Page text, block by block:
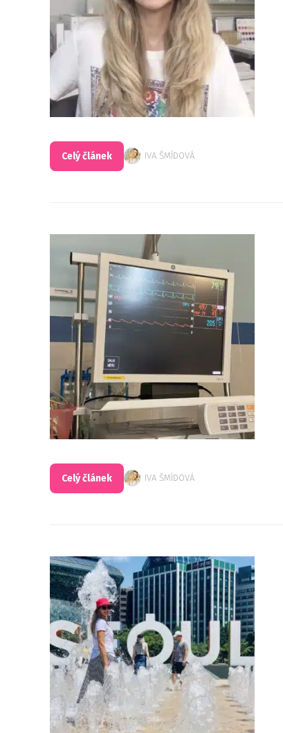
Celý článek IVA ŠMÍDOVÁ
Celý článek IVA ŠMÍDOVÁ